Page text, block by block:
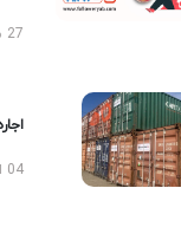
27 مرداد 1404
04 اسفند 1404